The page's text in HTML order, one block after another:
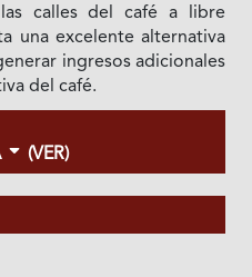
calles del café a libre
una excelente alternativa
ingresos adicionales
del café.
(VER)